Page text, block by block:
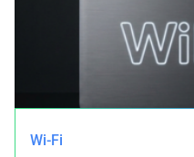
Wi-Fi